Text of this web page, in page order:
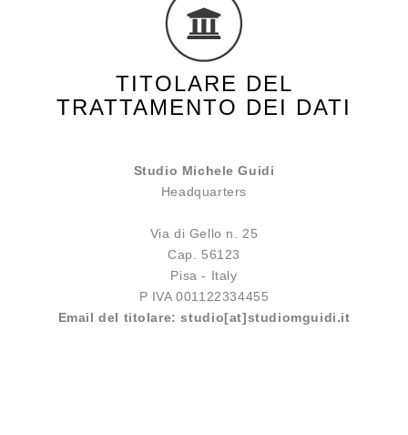
TITOLARE DEL
TRATTAMENTO DEI DATI
Studio Michele Guidi
Headquarters
Via di Gello n. 25
Cap. 56123
Pisa - Italy
P IVA 001122334455
Email del titolare: studio[at]studiomguidi.it